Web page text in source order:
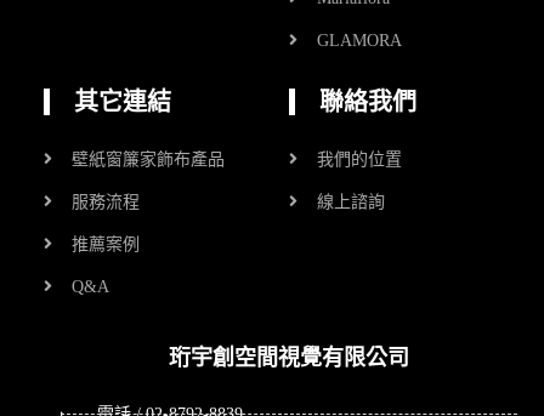
GLAMORA
其它連結
壁紙窗簾家飾布產品
服務流程
推薦案例
Q&A
聯絡我們
我們的位置
線上諮詢
珩宇創空間視覺有限公司